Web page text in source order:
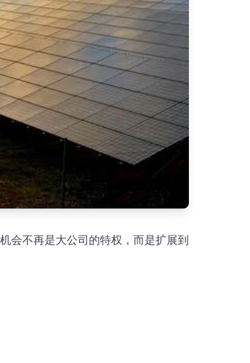
会不再是大公司的特权，而是扩展到